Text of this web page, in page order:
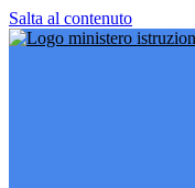
Salta al contenuto